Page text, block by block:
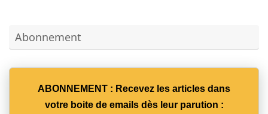
Abonnement
ABONNEMENT : Recevez les articles dans
votre boite de emails dès leur parution :